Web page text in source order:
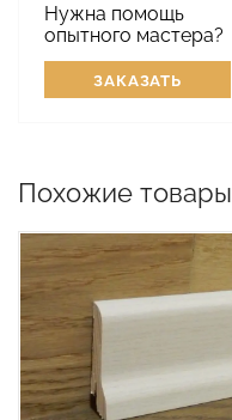
Нужна помощь
опытного мастера?
ЗАКАЗАТЬ
Похожие товары